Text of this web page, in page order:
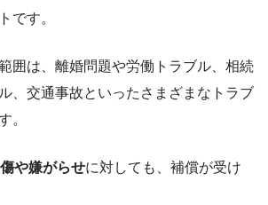
です。
囲は、離婚問題や労働トラブル、相続
、交通事故といったさまざまなトラブ
。
や嫌がらせに対しても、補償が受け